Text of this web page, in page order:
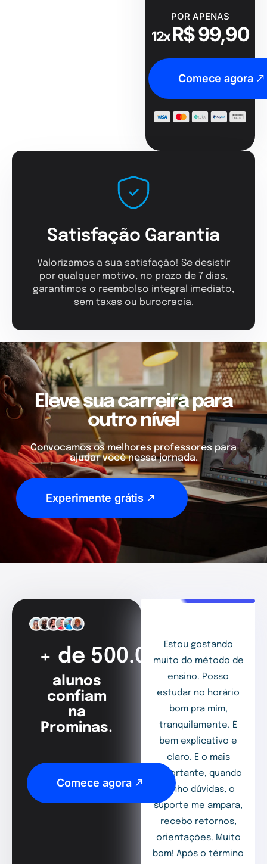
POR APENAS
12xR$ 99,90
Comece agora
Satisfação Garantia
Valorizamos a sua satisfação! Se desistir
por qualquer motivo, no prazo de 7 dias,
garantimos o reembolso integral imediato,
sem taxas ou burocracia.
Eleve sua carreira para
outro nível
Convocamos os melhores professores para
ajudar você nessa jornada.
Experimente grátis
+ de 500.000
alunos
confiam
na
Prominas.
Comece agora
Estou gostando
muito do método de
ensino. Posso
estudar no horário
bom pra mim,
tranquilamente. É
bem explicativo e
claro. E o mais
importante, quando
tenho dúvidas, o
suporte me ampara,
recebo retornos,
orientações. Muito
bom! Após o término